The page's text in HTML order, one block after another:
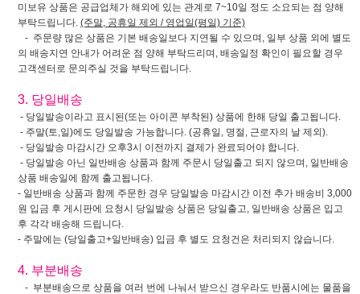
미보유 상품은 공급업체가 해외에 있는 관계로 7~10일 정도 소요되는 점 양해
부탁드립니다. (주말, 공휴일 제외 / 영업일(평일) 기준)
- 주문량 많은 상품은 기본 배송일보다 지연될 수 있으며, 일부 상품 외에 별도
의 배송지연 안내가 어려운 점 양해 부탁드리며, 배송일정 확인이 필요할 경우
고객센터로 문의주실 것을 부탁드립니다.
3. 당일배송
- 당일발송이라고 표시된(또는 아이콘 부착된) 상품에 한해 당일 출고됩니다.
- 주말(토,일)에도 당일발송 가능합니다. (공휴일, 명절, 근로자의 날 제외).
- 당일발송 마감시간 오후3시 이전까지 결제가 완료되어야 합니다.
- 당일발송 아닌 일반배송 상품과 함께 주문시 당일출고 되지 않으며, 일반배송
상품 배송일에 함께 출고됩니다.
- 일반배송 상품과 함께 주문한 경우 당일발송 마감시간 이전 추가 배송비 3,000
원 입금 후 게시판에 요청시 당일발송 상품은 당일출고, 일반배송 상품은 입고
후 각각 배송해 드립니다.
- 주말에는 (당일출고+일반배송) 입금 후 별도 요청건은 처리되지 않습니다.
4. 부분배송
- 부분배송으로 상품을 여러 번에 나눠서 받으신 경우라도 반품시에는 물품을